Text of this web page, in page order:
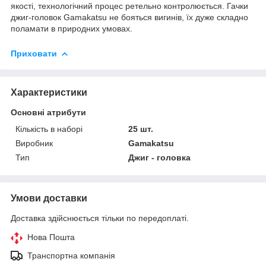
якості, технологічний процес ретельно контролюється. Гачки
джиг-головок Gamakatsu не бояться вигинів, їх дуже складно
поламати в природних умовах.
Приховати
Характеристики
Основні атрибути
Кількість в наборі
25 шт.
Виробник
Gamakatsu
Тип
Джиг - головка
Умови доставки
Доставка здійснюється тільки по передоплаті.
Нова Пошта
Транспортна компанія